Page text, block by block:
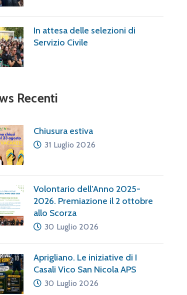
In attesa delle selezioni di
Servizio Civile
Recenti
Chiusura estiva
31 Luglio 2026
Volontario dell’Anno 2025-
2026. Premiazione il 2 ottobre
allo Scorza
30 Luglio 2026
Aprigliano. Le iniziative di I
Casali Vico San Nicola APS
30 Luglio 2026